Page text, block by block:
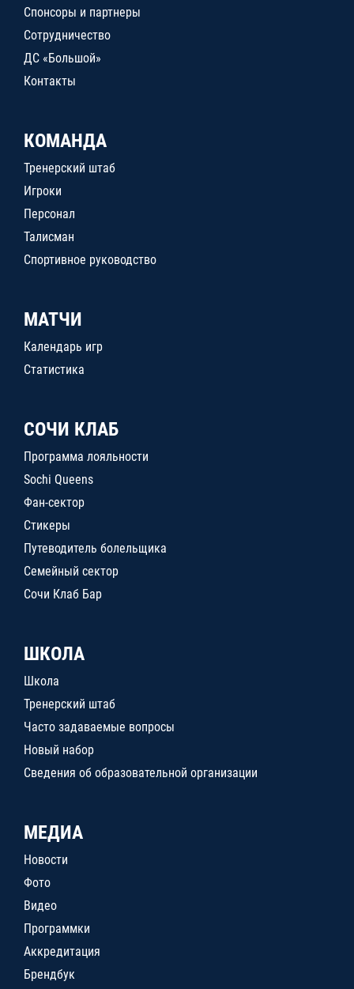
Спонсоры и партнеры
Сотрудничество
ДС «Большой»
Контакты
КОМАНДА
Тренерский штаб
Игроки
Персонал
Талисман
Спортивное руководство
МАТЧИ
Календарь игр
Статистика
СОЧИ КЛАБ
Программа лояльности
Sochi Queens
Фан-сектор
Стикеры
Путеводитель болельщика
Семейный сектор
Сочи Клаб Бар
ШКОЛА
Школа
Тренерский штаб
Часто задаваемые вопросы
Новый набор
Сведения об образовательной организации
МЕДИА
Новости
Фото
Видео
Программки
Аккредитация
Брендбук